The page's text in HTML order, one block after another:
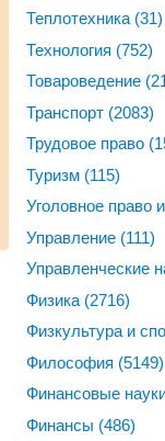
Теплотехника (31)
Технология (752)
Товароведение
Транспорт (2083)
Трудовое право
Туризм (115)
Уголовное право
Управление (111)
Управленческие
Физика (2716)
Физкультура и
Философия (5149)
Финансовые
Финансы (486)